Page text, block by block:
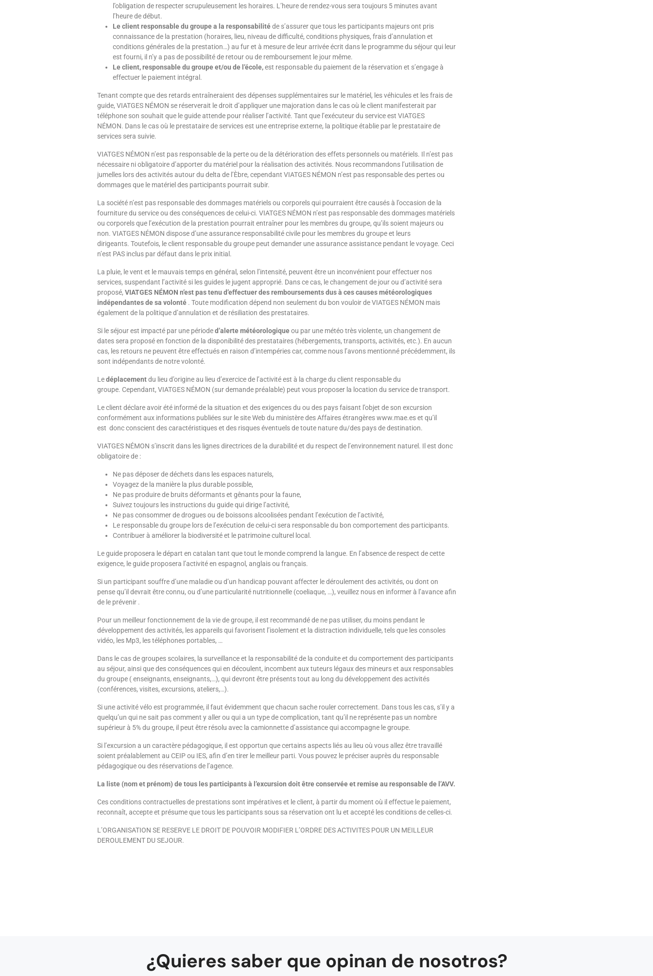
l’obligation de respecter scrupuleusement les horaires. L’heure de rendez-vous sera toujours 5 minutes avant
l’heure de début.
Le client responsable du groupe a la responsabilitéde s’assurer que tous les participants majeurs ont pris
connaissance de la prestation (horaires, lieu, niveau de difficulté, conditions physiques, frais d’annulation et
conditions générales de la prestation…) au fur et à mesure de leur arrivée écrit dans le programme du séjour qui leur
est fourni, il n’y a pas de possibilité de retour ou de remboursement le jour même.
Le client, responsable du groupe et/ou de l’école,est responsable du paiement de la réservation et s’engage à
effectuer le paiement intégral.
Tenant compte que des retards entraîneraient des dépenses supplémentaires sur le matériel, les véhicules et les frais de
guide, VIATGES NÉMON se réserverait le droit d’appliquer une majoration dans le cas où le client manifesterait par
téléphone son souhait que le guide attende pour réaliser l’activité. Tant que l’exécuteur du service est VIATGES
NÉMON. Dans le cas où le prestataire de services est une entreprise externe, la politique établie par le prestataire de
services sera suivie.
VIATGES NÉMON n’est pas responsable de la perte ou de la détérioration des effets personnels ou matériels. Il n’est pas
nécessaire ni obligatoire d’apporter du matériel pour la réalisation des activités. Nous recommandons l’utilisation de
jumelles lors des activités autour du delta de l’Èbre, cependant VIATGES NÉMON n’est pas responsable des pertes ou
dommages que le matériel des participants pourrait subir.
La société n’est pas responsable des dommages matériels ou corporels qui pourraient être causés à l’occasion de la
fourniture du service ou des conséquences de celui-ci. VIATGES NÉMON n’est pas responsable des dommages matériels
ou corporels que l’exécution de la prestation pourrait entraîner pour les membres du groupe, qu’ils soient majeurs ou
non. VIATGES NÉMON dispose d’une assurance responsabilité civile pour les membres du groupe et leurs
dirigeants. Toutefois, le client responsable du groupe peut demander une assurance assistance pendant le voyage. Ceci
n’est PAS inclus par défaut dans le prix initial.
La pluie, le vent et le mauvais temps en général, selon l’intensité, peuvent être un inconvénient pour effectuer nos
services, suspendant l’activité si les guides le jugent approprié. Dans ce cas, le changement de jour ou d’activité sera
proposé, VIATGES NÉMON n’est pas tenu d’effectuer des remboursements dus à ces causes météorologiques
indépendantes de sa volonté. Toute modification dépend non seulement du bon vouloir de VIATGES NÉMON mais
également de la politique d’annulation et de résiliation des prestataires.
Si le séjour est impacté par une périoded’alerte météorologiqueou par une météo très violente, un changement de
dates sera proposé en fonction de la disponibilité des prestataires (hébergements, transports, activités, etc.). En aucun
cas, les retours ne peuvent être effectués en raison d’intempéries car, comme nous l’avons mentionné précédemment, ils
sont indépendants de notre volonté.
Ledéplacementdu lieu d’origine au lieu d’exercice de l’activité est à la charge du client responsable du
groupe. Cependant, VIATGES NÉMON (sur demande préalable) peut vous proposer la location du service de transport.
Le client déclare avoir été informé de la situation et des exigences du ou des pays faisant l’objet de son excursion
conformément aux informations publiées sur le site Web du ministère des Affaires étrangères www.mae.es et qu’il
est donc conscient des caractéristiques et des risques éventuels de toute nature du/des pays de destination.
VIATGES NÉMON s’inscrit dans les lignes directrices de la durabilité et du respect de l’environnement naturel. Il est donc
obligatoire de :
Ne pas déposer de déchets dans les espaces naturels,
Voyagez de la manière la plus durable possible,
Ne pas produire de bruits déformants et gênants pour la faune,
Suivez toujours les instructions du guide qui dirige l’activité,
Ne pas consommer de drogues ou de boissons alcoolisées pendant l’exécution de l’activité,
Le responsable du groupe lors de l’exécution de celui-ci sera responsable du bon comportement des participants.
Contribuer à améliorer la biodiversité et le patrimoine culturel local.
Le guide proposera le départ en catalan tant que tout le monde comprend la langue. En l’absence de respect de cette
exigence, le guide proposera l’activité en espagnol, anglais ou français.
Si un participant souffre d’une maladie ou d’un handicap pouvant affecter le déroulement des activités, ou dont on
pense qu’il devrait être connu, ou d’une particularité nutritionnelle (coeliaque, …), veuillez nous en informer à l’avance afin
de le prévenir .
Pour un meilleur fonctionnement de la vie de groupe, il est recommandé de ne pas utiliser, du moins pendant le
développement des activités, les appareils qui favorisent l’isolement et la distraction individuelle, tels que les consoles
vidéo, les Mp3, les téléphones portables, …
Dans le cas de groupes scolaires, la surveillance et la responsabilité de la conduite et du comportement des participants
au séjour, ainsi que des conséquences qui en découlent, incombent aux tuteurs légaux des mineurs et aux responsables
du groupe ( enseignants, enseignants,…), qui devront être présents tout au long du développement des activités
(conférences, visites, excursions, ateliers,…).
Si une activité vélo est programmée, il faut évidemment que chacun sache rouler correctement. Dans tous les cas, s’il y a
quelqu’un qui ne sait pas comment y aller ou qui a un type de complication, tant qu’il ne représente pas un nombre
supérieur à 5% du groupe, il peut être résolu avec la camionnette d’assistance qui accompagne le groupe.
Si l’excursion a un caractère pédagogique, il est opportun que certains aspects liés au lieu où vous allez être travaillé
soient préalablement au CEIP ou IES, afin d’en tirer le meilleur parti. Vous pouvez le préciser auprès du responsable
pédagogique ou des réservations de l’agence.
La liste (nom et prénom) de tous les participants à l’excursion doit être conservée et remise au responsable de l’AVV.
Ces conditions contractuelles de prestations sont impératives et le client, à partir du moment où il effectue le paiement,
reconnaît, accepte et présume que tous les participants sous sa réservation ont lu et accepté les conditions de celles-ci.
L’ORGANISATION SE RESERVE LE DROIT DE POUVOIR MODIFIER L’ORDRE DES ACTIVITES POUR UN MEILLEUR
DEROULEMENT DU SEJOUR.
¿Quieres saber que opinan de nosotros?